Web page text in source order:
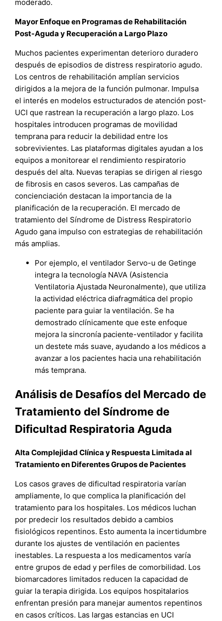
moderado.
Mayor Enfoque en Programas de Rehabilitación
Post-Aguda y Recuperación a Largo Plazo
Muchos pacientes experimentan deterioro duradero
después de episodios de distress respiratorio agudo.
Los centros de rehabilitación amplían servicios
dirigidos a la mejora de la función pulmonar. Impulsa
el interés en modelos estructurados de atención post-
UCI que rastrean la recuperación a largo plazo. Los
hospitales introducen programas de movilidad
temprana para reducir la debilidad entre los
sobrevivientes. Las plataformas digitales ayudan a los
equipos a monitorear el rendimiento respiratorio
después del alta. Nuevas terapias se dirigen al riesgo
de fibrosis en casos severos. Las campañas de
concienciación destacan la importancia de la
planificación de la recuperación. El mercado de
tratamiento del Síndrome de Distress Respiratorio
Agudo gana impulso con estrategias de rehabilitación
más amplias.
Por ejemplo, el ventilador Servo-u de Getinge
integra la tecnología NAVA (Asistencia
Ventilatoria Ajustada Neuronalmente), que utiliza
la actividad eléctrica diafragmática del propio
paciente para guiar la ventilación. Se ha
demostrado clínicamente que este enfoque
mejora la sincronía paciente-ventilador y facilita
un destete más suave, ayudando a los médicos a
avanzar a los pacientes hacia una rehabilitación
más temprana.
Análisis de Desafíos del Mercado de
Tratamiento del Síndrome de
Dificultad Respiratoria Aguda
Alta Complejidad Clínica y Respuesta Limitada al
Tratamiento en Diferentes Grupos de Pacientes
Los casos graves de dificultad respiratoria varían
ampliamente, lo que complica la planificación del
tratamiento para los hospitales. Los médicos luchan
por predecir los resultados debido a cambios
fisiológicos repentinos. Esto aumenta la incertidumbre
durante los ajustes de ventilación en pacientes
inestables. La respuesta a los medicamentos varía
entre grupos de edad y perfiles de comorbilidad. Los
biomarcadores limitados reducen la capacidad de
guiar la terapia dirigida. Los equipos hospitalarios
enfrentan presión para manejar aumentos repentinos
en casos críticos. Las largas estancias en UCI